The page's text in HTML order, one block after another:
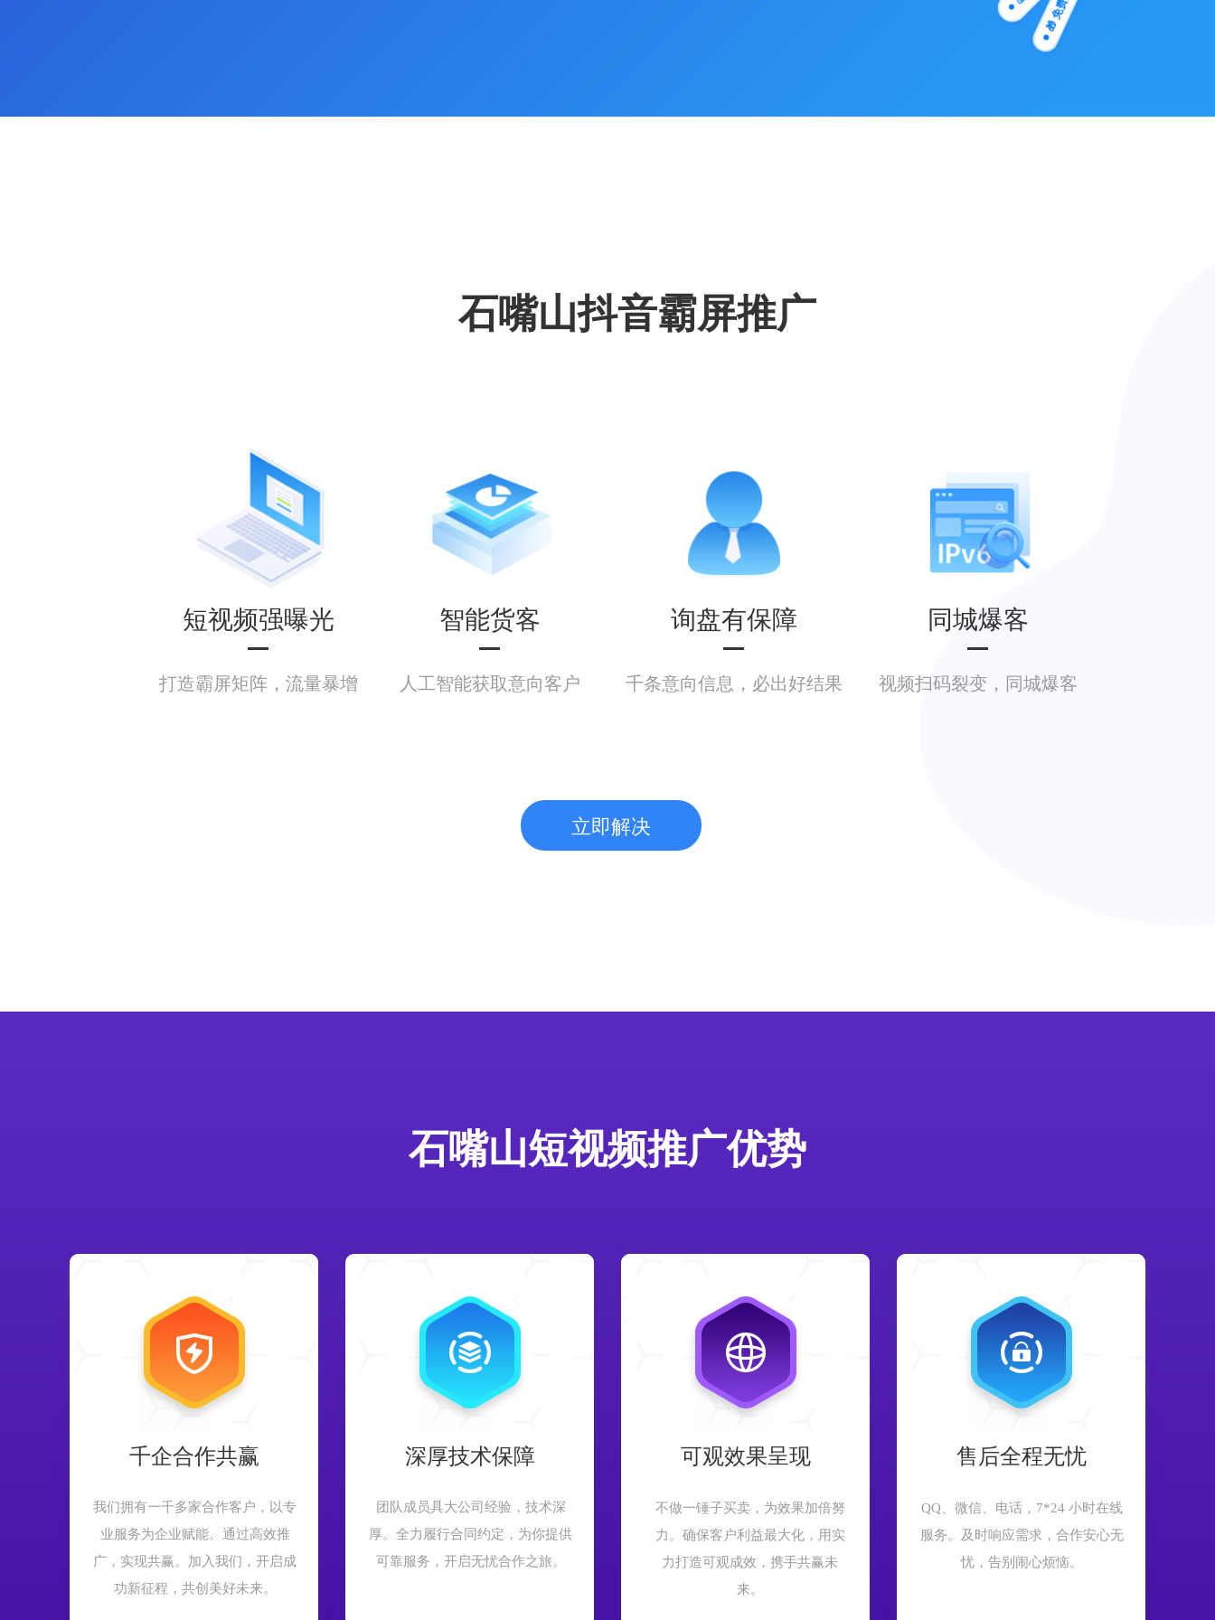
石嘴山抖音霸屏推广
短视频强曝光
打造霸屏矩阵，流量暴增
智能货客
人工智能获取意向客户
询盘有保障
千条意向信息，必出好结果
同城爆客
视频扫码裂变，同城爆客
立即解决
石嘴山短视频推广优势
千企合作共赢
我们拥有一千多家合作客户，以专
业服务为企业赋能。通过高效推
广，实现共赢。加入我们，开启成
功新征程，共创美好未来。
深厚技术保障
团队成员具大公司经验，技术深
厚。全力履行合同约定，为你提供
可靠服务，开启无忧合作之旅。
可观效果呈现
不做一锤子买卖，为效果加倍努
力。确保客户利益最大化，用实
力打造可观成效，携手共赢未
来。
售后全程无忧
QQ、微信、电话，7*24 小时在线
服务。及时响应需求，合作安心无
忧，告别闹心烦恼。